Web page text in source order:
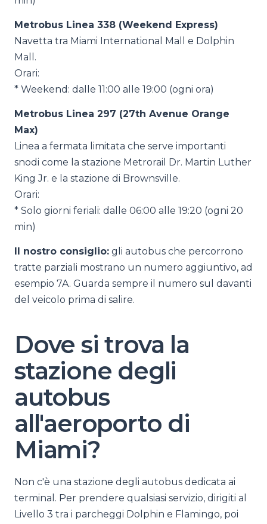
Metrobus Linea 338 (Weekend Express)
Navetta tra Miami International Mall e Dolphin
Mall.
Orari:
* Weekend: dalle 11:00 alle 19:00 (ogni ora)
Metrobus Linea 297 (27th Avenue Orange
Max)
Linea a fermata limitata che serve importanti
snodi come la stazione Metrorail Dr. Martin Luther
King Jr. e la stazione di Brownsville.
Orari:
* Solo giorni feriali: dalle 06:00 alle 19:20 (ogni 20
min)
Il nostro consiglio: gli autobus che percorrono
tratte parziali mostrano un numero aggiuntivo, ad
esempio 7A. Guarda sempre il numero sul davanti
del veicolo prima di salire.
Dove si trova la
stazione degli
autobus
all'aeroporto di
Miami?
Non c'è una stazione degli autobus dedicata ai
terminal. Per prendere qualsiasi servizio, dirigiti al
Livello 3 tra i parcheggi Dolphin e Flamingo, poi